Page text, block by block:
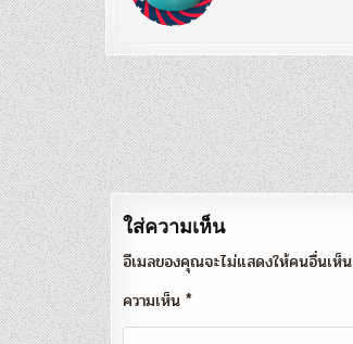
แนะแนว
เรื่อง
ใส่ความเห็น
อีเมลของคุณจะไม่แสดงให้คนอื่นเห็น
ความเห็น *